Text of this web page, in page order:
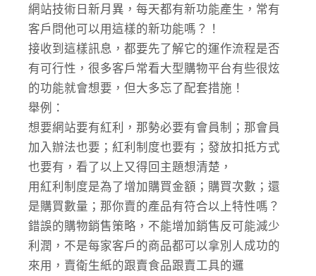
網站技術日新月異，每天都有新功能產生，常有
客戶問他可以用這樣的新功能嗎？！
接收到這樣訊息，都要先了解它的運作流程是否
有可行性，很多客戶常看大型購物平台有些很炫
的功能就會想要，但大多忘了配套措施！
舉例：
想要網站要有紅利，那勢必要有會員制；那會員
加入辦法也要；紅利制度也要有；發放扣抵方式
也要有，看了以上又得回主題想清楚，
用紅利制度是為了增加購買金額；購買次數；還
是購買數量；那你賣的產品有符合以上特性嗎？
錯誤的購物銷售策略，不能增加銷售反可能減少
利潤，不是每家客戶的商品都可以拿別人成功的
來用，賣衛生紙的跟賣食品跟賣工具的邏